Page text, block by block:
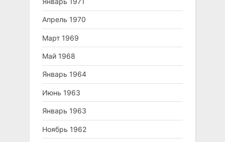
Апрель 1970
Март 1969
Май 1968
Январь 1964
Июнь 1963
Январь 1963
Ноябрь 1962